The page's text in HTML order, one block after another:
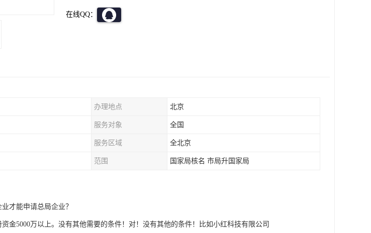
在线QQ：
办理地点 北京
服务对象 全国
服务区域 全北京
范围 国家局核名 市局升国家局
才能申请总局企业？
金5000万以上。没有其他需要的条件！对！没有其他的条件！比如小红科技有限公司